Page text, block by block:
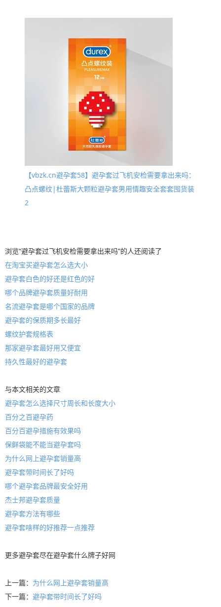
【vbzk.cn避孕套58】避孕套过飞机安检需要拿出来吗：
凸点螺纹|杜蕾斯大颗粒避孕套男用情趣安全套套囤货装
2
浏览“避孕套过飞机安检需要拿出来吗”的人还阅读了
在淘宝买避孕套怎么选大小
避孕套白色的好还是红色的好
哪个品牌避孕套质量好耐用
名流避孕套是哪个国家的品牌
避孕套的保质期多长最好
螺纹护套规格表
那家避孕套最好用又便宜
持久性最好的避孕套
与本文相关的文章
避孕套怎么选择尺寸周长和长度大小
百分之百避孕药
百分百避孕措施有效果吗
保鲜袋能不能当避孕套吗
为什么网上避孕套销量高
避孕套带时间长了好吗
哪个避孕套品牌最安全好用
杰士邦避孕套质量
避孕套方法有哪些
避孕套啥样的好推荐一点推荐
更多避孕套尽在避孕套什么牌子好网
上一篇： 为什么网上避孕套销量高
下一篇： 避孕套带时间长了好吗